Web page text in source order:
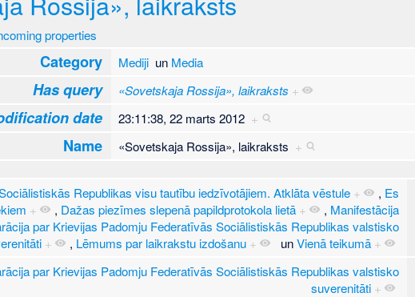
properties
Category Medijiun Media
Has query «Sovetskaja Rossija», laikraksts +
date 23:11:38, 22 marts 2012 +
Name «Sovetskaja Rossija», laikraksts +
Republikas visu tautību iedzīvotājiem. Atklāta vēstule + , Es
+ , Dažas piezīmes slepenā papildprotokola lietā + , Manifestācija
par Krievijas Padomju Federatīvās Sociālistiskās Republikas valstisko
+ , Lēmums par laikrakstu izdošanu + unVienā teikumā +
par Krievijas Padomju Federatīvās Sociālistiskās Republikas valstisko
suverenitāti +